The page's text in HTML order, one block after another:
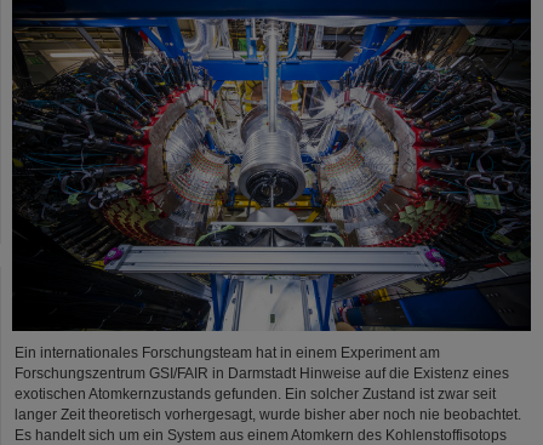
Ein internationales Forschungsteam hat in einem Experiment am
Forschungszentrum GSI/FAIR in Darmstadt Hinweise auf die Existenz eines
exotischen Atomkernzustands gefunden. Ein solcher Zustand ist zwar seit
langer Zeit theoretisch vorhergesagt, wurde bisher aber noch nie beobachtet.
Es handelt sich um ein System aus einem Atomkern des Kohlenstoffisotops